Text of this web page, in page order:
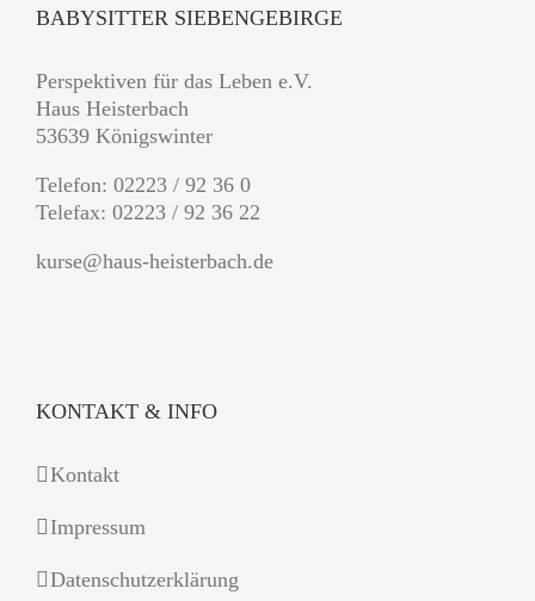
BABYSITTER SIEBENGEBIRGE
Perspektiven für das Leben e.V.
Haus Heisterbach
53639 Königswinter
Telefon: 02223 / 92 36 0
Telefax: 02223 / 92 36 22
kurse@haus-heisterbach.de
KONTAKT & INFO
Kontakt
Impressum
Datenschutzerklärung